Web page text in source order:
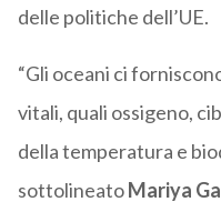
delle politiche dell’UE.
“Gli oceani ci
vitali, quali ossigeno,
della temperatura e
sottolineatoMariya